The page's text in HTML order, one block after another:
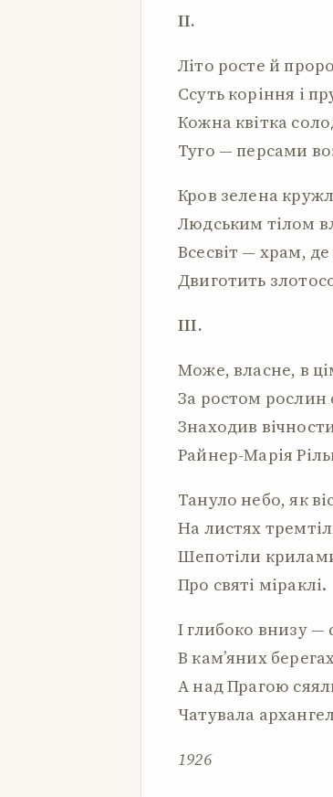
II.
Літо росте й
Ссуть коріння і
Кожна квітка
Туго — персами
Кров зелена
Людським тілом
Всесвіт — храм,
Двиготить
III.
Може, власне, в
За ростом рослин
Знаходив
Райнер-Марія
Тануло небо, як
На листях
Шепотіли
Про святі міраклі.
І глибоко внизу —
В кам’яних
А над Прагою
Чатувала
1926